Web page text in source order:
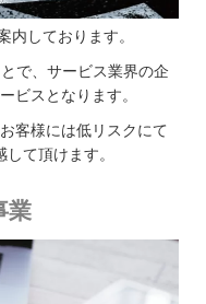
内しております。
で、サービス業界の企
ビスとなります。
客様には低リスクにて
て頂けます。
業